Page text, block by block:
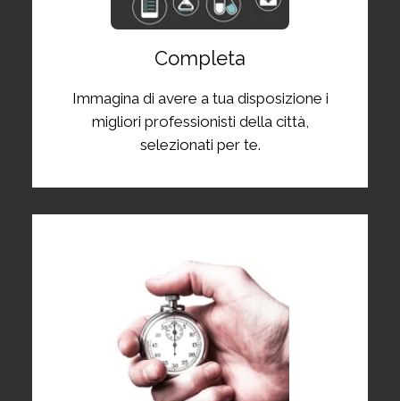
Completa
Immagina di avere a tua disposizione i
migliori professionisti della città,
selezionati per te.